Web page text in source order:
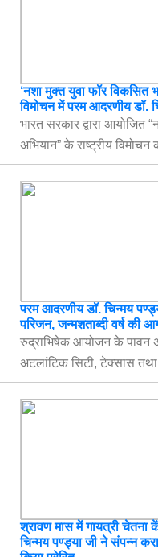
‘नशा मुक्त युवा फॉर विकसित
विमोचन में परम आदरणीय डॉ.
भारत सरकार द्वारा आयोजित
अभियान” के राष्ट्रीय विमोचन
परम आदरणीय डॉ. चिन्मय
परिजन, जन्मशताब्दी वर्ष की
रुद्राभिषेक आयोजन के पावन
अटलांटिक सिटी, टेक्सास तथा
श्रावण मास में गायत्री चेतना
चिन्मय पण्ड्या जी ने संपन्न